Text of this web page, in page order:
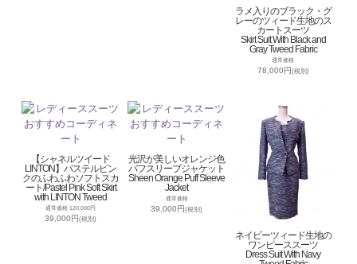
ラメ入りのブラック・グ
レーのツィード生地のス
カートスーツ
Skirt Suit With Black and
Gray Tweed Fabric
通常価格
78,000円 (税別)
【シャネルツイード
LINTON】パステルピン
クのふわふわソフトスカ
ート/Pastel Pink Soft Skirt
with LINTON Tweed
通常価格 120,000円
39,000円(税別)
光沢が美しいオレンジ色
パフスリーブジャケット
Sheen Orange Puff Sleeve
Jacket
通常価格
39,000円(税別)
ネイビーツィード生地の
ワンピーススーツ
Dress Suit With Navy